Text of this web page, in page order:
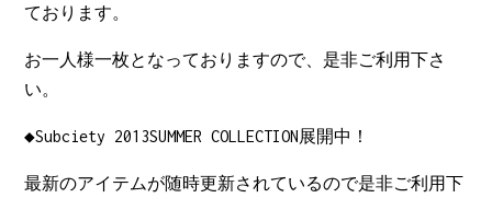
ております。
お一人様一枚となっておりますので、是非ご利用下さ
い。
◆Subciety 2013SUMMER COLLECTION展開中！
最新のアイテムが随時更新されているので是非ご利用下